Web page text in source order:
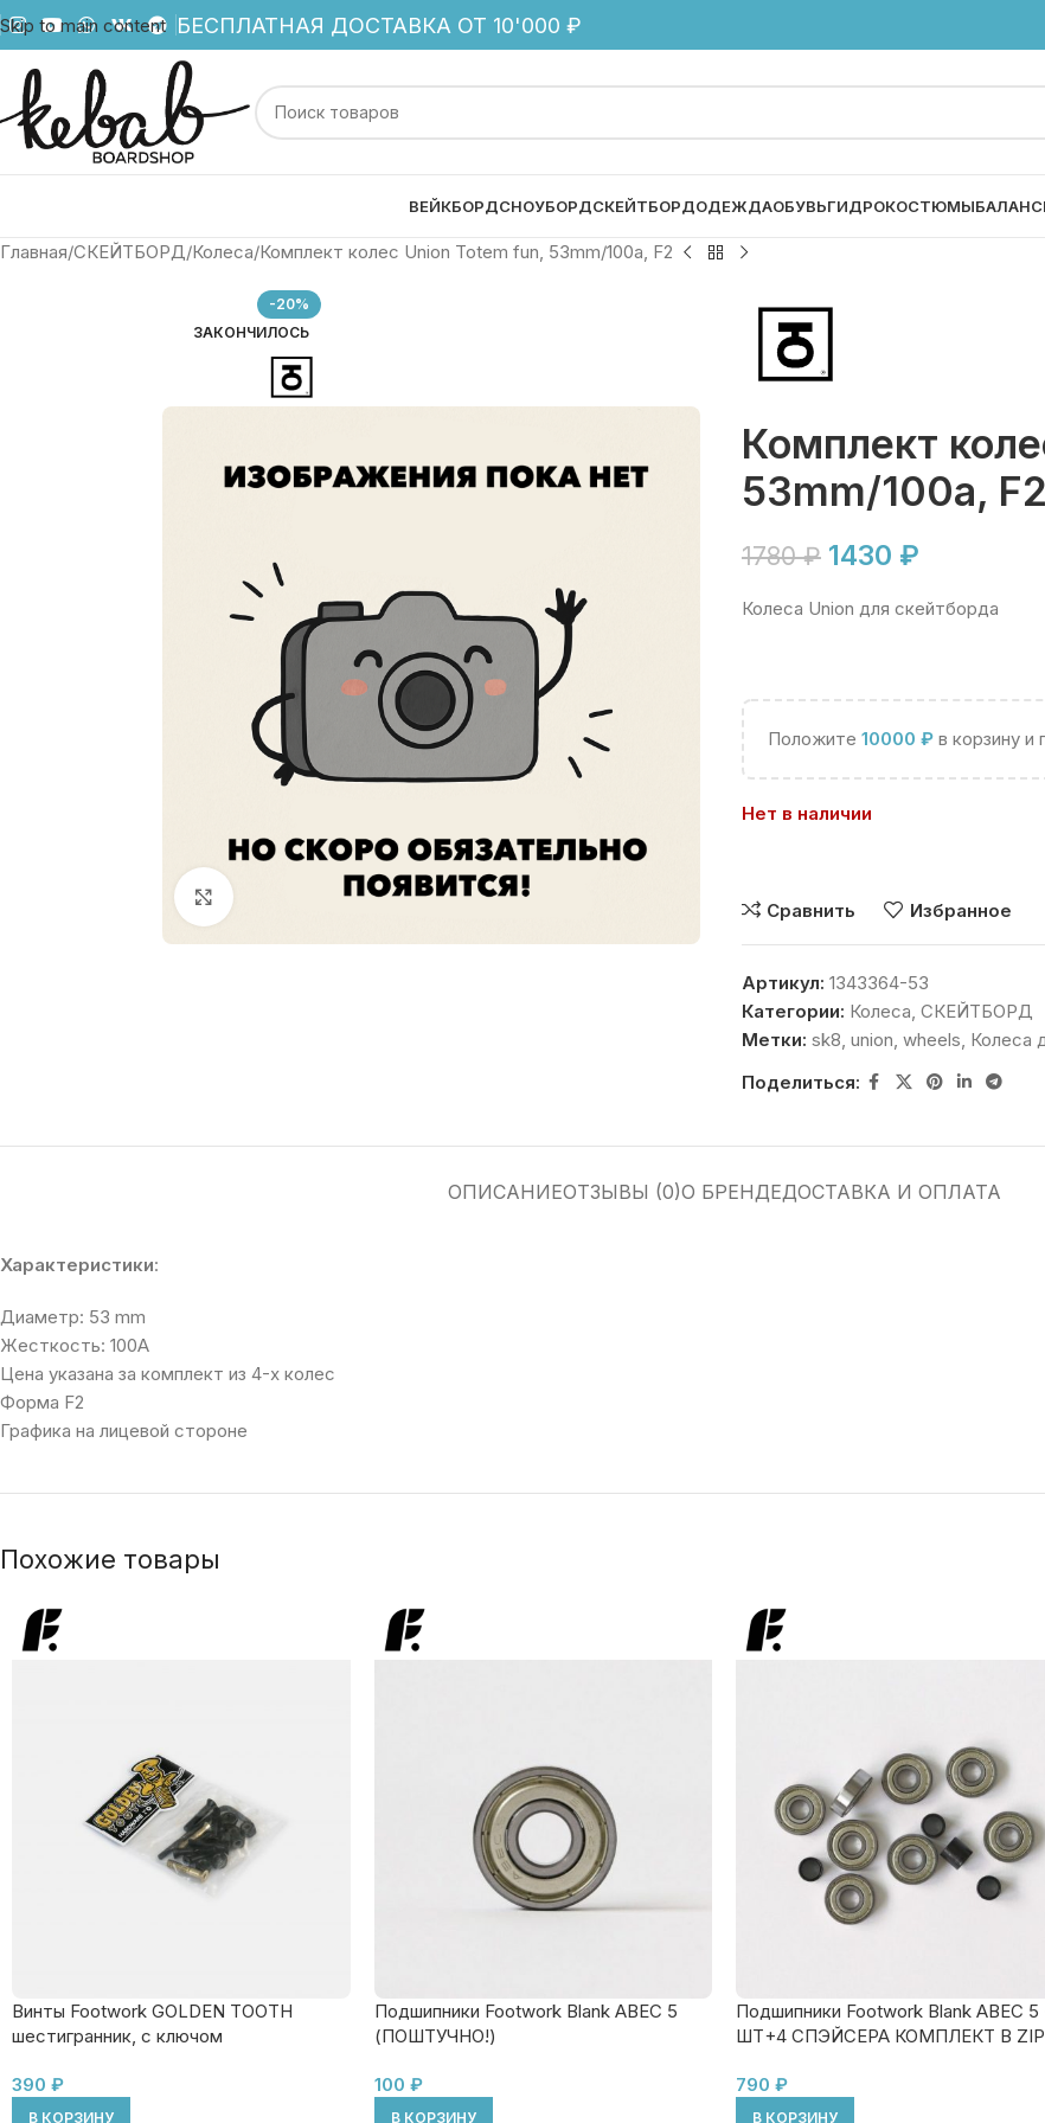
Skip to main content БЕСПЛАТНАЯ ДОСТАВКА ОТ 10'000 ₽
ВЕЙКБОРДСНОУБОРДСКЕЙТБОРДОДЕЖДАОБУВЬГИДРОКОСТЮМЫ
Главная СКЕЙТБОРД Колеса Комплект колес Union Totem fun, 53mm/100a, F2
-20%
ЗАКОНЧИЛОСЬ
Комплект
53mm/100a, F2
1780₽ 1430 ₽
Колеса Union для скейтборда
Положите 10000 ₽в корзину и
Нет в наличии
Сравнить Избранное
Артикул: 1343364-53
Категории: Колеса, СКЕЙТБОРД
Метки: sk8, union, wheels, Колеса
Поделиться:
ОПИСАНИЕОТЗЫВЫ (0)О БРЕНДЕДОСТАВКА И ОПЛАТА
Характеристики:
Диаметр: 53 mm
Жесткость: 100A
Цена указана за комплект из 4-х колес
Форма F2
Графика на лицевой стороне
Похожие товары
Винты Footwork GOLDEN TOOTH
шестигранник, с ключом
390 ₽
В КОРЗИНУ
Подшипники Footwork Blank ABEC 5
(ПОШТУЧНО!)
100 ₽
В КОРЗИНУ
Подшипники Footwork Blank ABEC 5
ШТ+4 СПЭЙСЕРА КОМПЛЕКТ В ZIP
790 ₽
В КОРЗИНУ